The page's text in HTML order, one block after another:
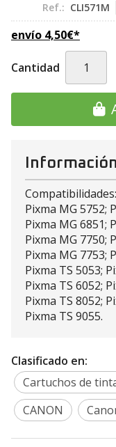
Ref.: CLI571M
envío 4,50€*
Cantidad
Información
Pixma MG 5752;
Pixma MG 6851;
Pixma MG 7750;
Pixma MG 7753;
Pixma TS 5053;
Pixma TS 6052;
Pixma TS 8052;
Pixma TS 9055.
Clasificado en:
Cartuchos de
CANON